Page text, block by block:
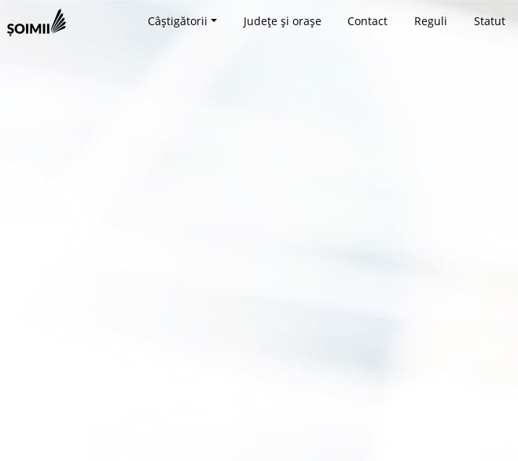
Câștigătorii Județe și orașe Contact Reguli Statut